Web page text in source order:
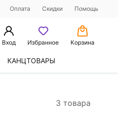
Оплата Скидки Помощь
Вход Избранное Корзина
КАНЦТОВАРЫ
3 товара